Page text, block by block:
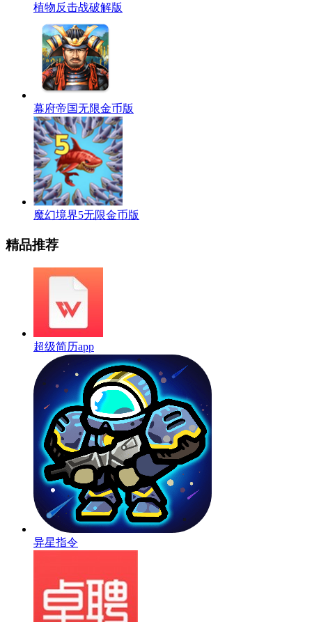
植物反击战破解版
幕府帝国无限金币版
魔幻境界5无限金币版
精品推荐
超级简历app
异星指令